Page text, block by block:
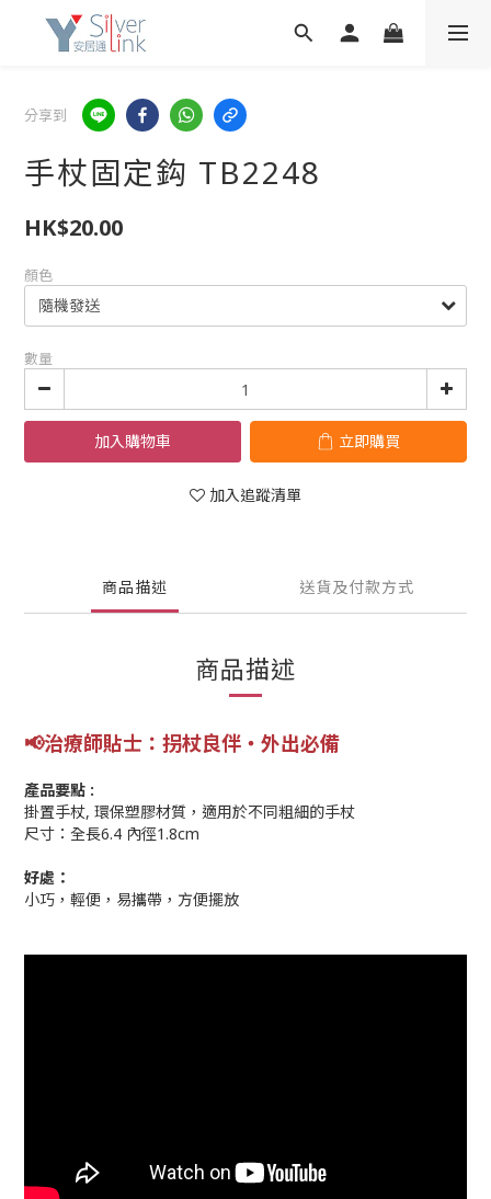
分享到
手杖固定鈎 TB2248
HK$20.00
顏色
數量
加入購物車 立即購買
加入追蹤清單
商品描述 送貨及付款方式
商品描述
📢治療師貼士 ：拐杖良伴‧外出必備
產品要點 :
掛置手杖, 環保塑膠材質，適用於不同粗細的手杖
尺寸：全長6.4 內徑1.8cm
好處：
小巧，輕便，易攜帶，方便擺放